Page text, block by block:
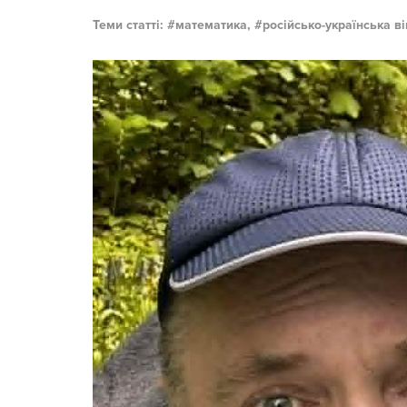
Теми статті: математика, російсько-українська